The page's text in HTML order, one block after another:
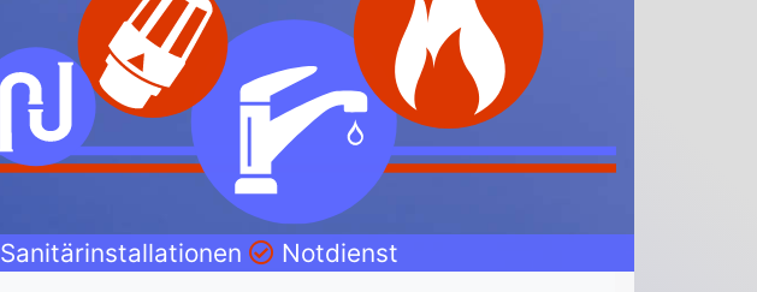
Sanitärinstallationen Notdienst